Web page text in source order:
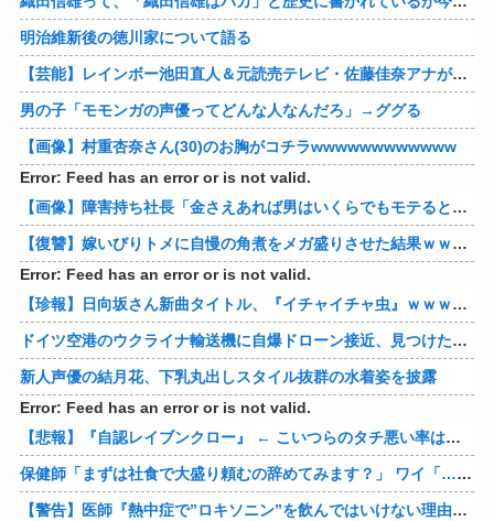
明治維新後の徳川家について語る
【芸能】レインボー池田直人＆元読売テレビ・佐藤佳奈アナが結婚
男の子「モモンガの声優ってどんな人なんだろ」→ググる
【画像】村重杏奈さん(30)のお胸がコチラwwwwwwwwwwww
Error: Feed has an error or is not valid.
【画像】障害持ち社長「金さえあれば男はいくらでもモテるという事を証明してる」
【復讐】嫁いびりトメに自慢の角煮をメガ盛りさせた結果ｗｗｗｗ 他
Error: Feed has an error or is not valid.
【珍報】日向坂さん新曲タイトル、『イチャイチャ虫』ｗｗｗ★2
ドイツ空港のウクライナ輸送機に自爆ドローン接近、見つけた空港職員が蹴り落とす…高性能プラスチック爆弾搭載！
新人声優の結月花、下乳丸出しスタイル抜群の水着姿を披露
Error: Feed has an error or is not valid.
【悲報】『自認レイブンクロー』 ← こいつらのタチ悪い率は異常
保健師「まずは社食で大盛り頼むの辞めてみます？」 ワイ「…食っちゃいけないものを売ってるのか？」
【警告】医師『熱中症で”ロキソニン”を飲んではいけない理由がこれ』